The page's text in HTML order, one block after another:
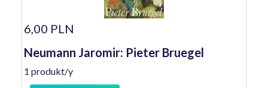
6,00 PLN
Neumann Jaromir: Pieter Bruegel
1 produkt/y